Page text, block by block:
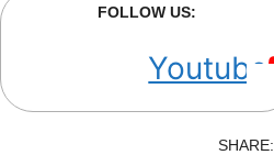
FOLLOW US:
Youtube
SHARE: